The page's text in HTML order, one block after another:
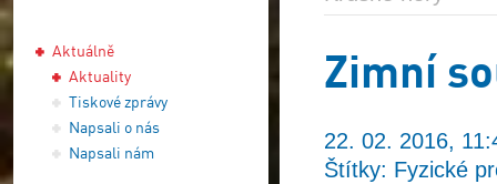
Aktuálně
Aktuality
Tiskové zprávy
Napsali o nás
Napsali nám
Zimní
22. 02. 2016,
Štítky: Fyzické